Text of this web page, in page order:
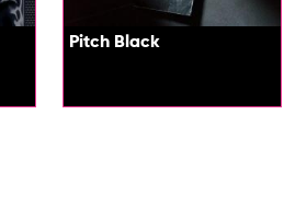
Pitch Black